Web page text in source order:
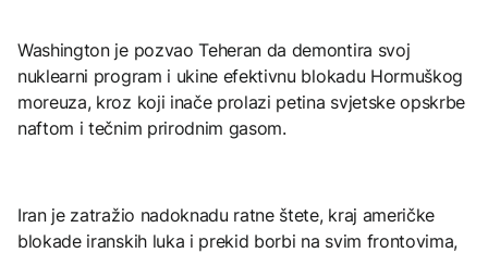
Washington je pozvao Teheran da demontira svoj
nuklearni program i ukine efektivnu blokadu Hormuškog
moreuza, kroz koji inače prolazi petina svjetske opskrbe
naftom i tečnim prirodnim gasom.
Iran je zatražio nadoknadu ratne štete, kraj američke
blokade iranskih luka i prekid borbi na svim frontovima,